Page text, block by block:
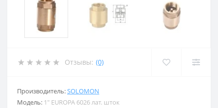
Отзывы: (0)
Производитель:SOLOMON
Модель: 1″ EUROPA 6026 лат. шток